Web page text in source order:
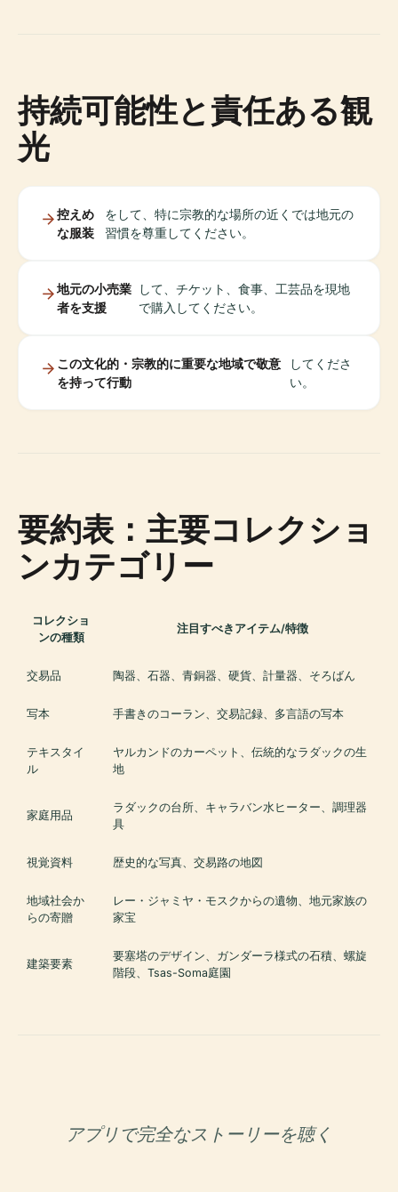
持続可能性と責任ある観
光
控えめ
な服装
をして、特に宗教的な場所の近くでは地元の
習慣を尊重してください。
地元の小売業
者を支援
して、チケット、食事、工芸品を現地
で購入してください。
この文化的・宗教的に重要な地域で敬意
を持って行動
してくださ
い。
要約表：主要コレクショ
ンカテゴリー
コレクショ
ンの種類
注目すべきアイテム/特徴
交易品 陶器、石器、青銅器、硬貨、計量器、そろばん
写本 手書きのコーラン、交易記録、多言語の写本
テキスタイ
ル
ヤルカンドのカーペット、伝統的なラダックの生
地
家庭用品
ラダックの台所、キャラバン水ヒーター、調理器
具
視覚資料 歴史的な写真、交易路の地図
地域社会か
らの寄贈
レー・ジャミヤ・モスクからの遺物、地元家族の
家宝
建築要素
要塞塔のデザイン、ガンダーラ様式の石積、螺旋
階段、Tsas-Soma庭園
アプリで完全なストーリーを聴く